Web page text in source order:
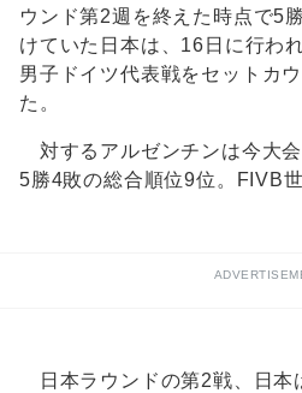
ウンド第2週を終えた時点で5
けていた日本は、16日に行わ
男子ドイツ代表戦をセットカ
た。
対するアルゼンチンは今大会
5勝4敗の総合順位9位。FIVB
日本ラウンドの第2戦、日本